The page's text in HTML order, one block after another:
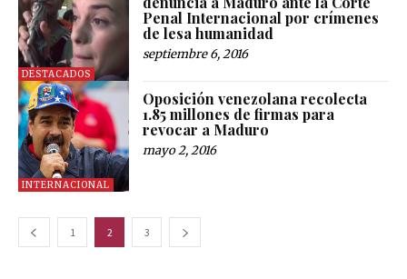
DESTACADOS
Penal Internacional por crímenes
de lesa humanidad
septiembre 6, 2016
INTERNACIONAL
Oposición venezolana recolecta
1.85 millones de firmas para
revocar a Maduro
mayo 2, 2016
1 2 3